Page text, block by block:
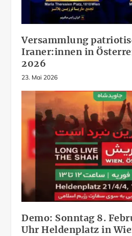
Versammlung
Iraner:innen in
2026
23. Mai 2026
Demo: Sonntag 8.
Uhr Heldenplatz in